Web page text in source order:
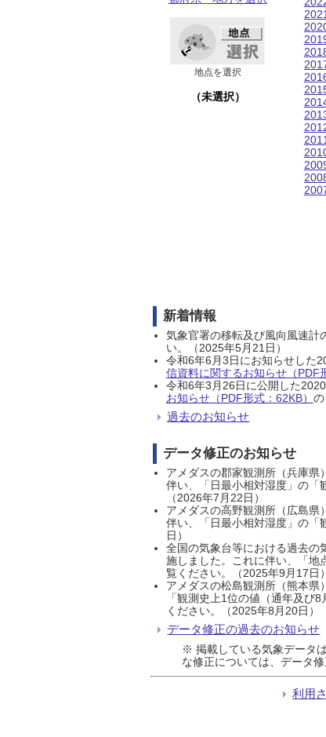
地点を選択
（未選択）
新着情報
気象官署の移転及び風向風速計
い。（2025年5月21日）
令和6年6月3日にお知らせした
信資料に関するお知らせ（PDF
令和6年3月26日に公開した
お知らせ（PDF形式：62KB）
過去のお知らせ
データ修正のお知らせ
アメダスの郡家観測所（兵庫
伴い、「日最小相対湿度」の「
（2026年7月22日）
アメダスの高野観測所（広島
伴い、「日最小相対湿度」の「
日）
全国の気象台等における過去の
施しました。これに伴い、「地
覧ください。（2025年9月17日）
アメダスの松島観測所（熊本
「観測史上1位の値（通年及び
ください。（2025年8月20日）
データ修正の過去のお知らせ
※ 掲載している気象データ
な修正については、データ
利用